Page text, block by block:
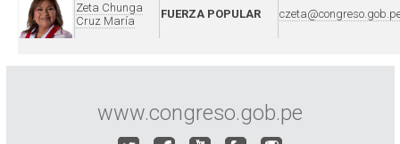
Zeta Chunga
Cruz María
FUERZA POPULAR
www.congreso.gob.pe